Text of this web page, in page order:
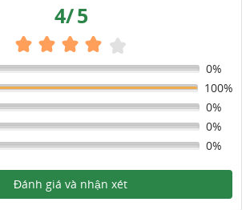
4/5
0%
100%
0%
0%
0%
Đánh giá và nhận xét